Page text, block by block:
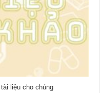
liệu cho chúng